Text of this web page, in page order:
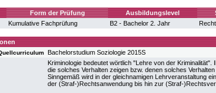
Form der Prüfung Ausbildungslevel
Kumulative Fachprüfung B2 - Bachelor 2. Jahr
Bachelorstudium Soziologie 2015S
Kriminologie bedeutet wörtlich "Lehre von der
die solches Verhalten zeigen bzw. denen solches
Sinngemäß wird in der gleichnamigen Lehrveranstaltung
der (Straf-)Rechtsanwendung bis hin zur (Straf-